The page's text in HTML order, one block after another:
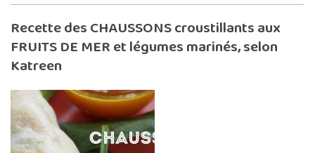
Recette des CHAUSSONS croustillants aux
FRUITS DE MER et légumes marinés, selon
Katreen